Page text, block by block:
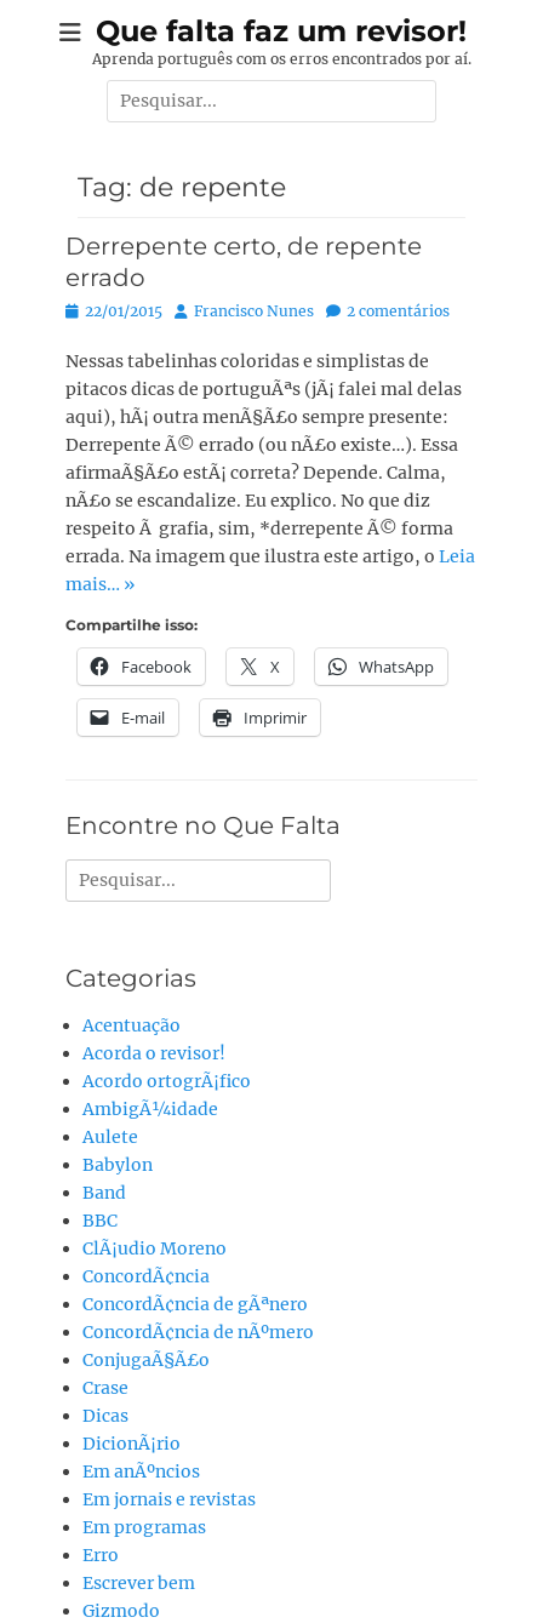
Que falta faz um revisor!
Aprenda português com os erros encontrados por aí.
Pesquisar
por:
Tag: de repente
Derrepente certo, de repente
errado
Posted
22/01/2015 Autor:
Francisco Nunes 2 comentários
Nessas tabelinhas coloridas e simplistas de
pitacos dicas de portuguÃªs (jÃ¡ falei mal delas
aqui), hÃ¡ outra menÃ§Ã£o sempre presente:
Derrepente Ã© errado (ou nÃ£o existe…). Essa
afirmaÃ§Ã£o estÃ¡ correta? Depende. Calma,
nÃ£o se escandalize. Eu explico. No que diz
respeito Ã grafia, sim, *derrepente Ã© forma
errada. Na imagem que ilustra este artigo, o Leia
mais… »
Compartilhe isso:
Facebook X WhatsApp
E-mail Imprimir
Encontre no Que Falta
Pesquisar
por:
Categorias
Acentuação
Acorda o revisor!
Acordo ortogrÃ¡fico
AmbigÃ¼idade
Aulete
Babylon
Band
BBC
ClÃ¡udio Moreno
ConcordÃ¢ncia
ConcordÃ¢ncia de gÃªnero
ConcordÃ¢ncia de nÃºmero
ConjugaÃ§Ã£o
Crase
Dicas
DicionÃ¡rio
Em anÃºncios
Em jornais e revistas
Em programas
Erro
Escrever bem
Gizmodo